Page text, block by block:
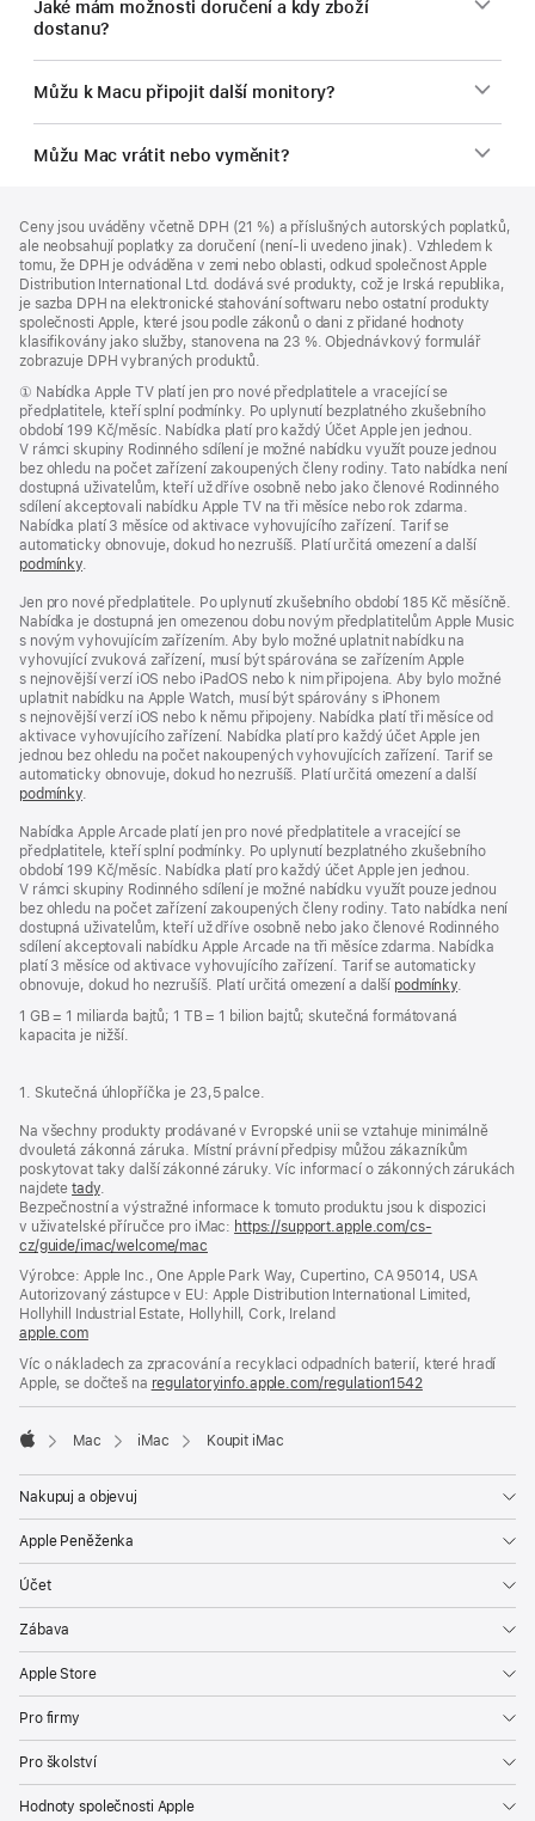
Jaké mám možnosti doručení a kdy zboží
dostanu?
Můžu k Macu připojit další monitory?
Můžu Mac vrátit nebo vyměnit?
Ceny jsou uváděny včetně DPH (21 %) a příslušných autorských poplatků,
ale neobsahují poplatky za doručení (není-li uvedeno jinak). Vzhledem k
tomu, že DPH je odváděna v zemi nebo oblasti, odkud společnost Apple
Distribution International Ltd. dodává své produkty, což je Irská republika,
je sazba DPH na elektronické stahování softwaru nebo ostatní produkty
společnosti Apple, které jsou podle zákonů o dani z přidané hodnoty
klasifikovány jako služby, stanovena na 23 %. Objednávkový formulář
zobrazuje DPH vybraných produktů.
Poznámka
① Nabídka Apple TV platí jen pro nové předplatitele a vracející se
předplatitele, kteří splní podmínky. Po uplynutí bezplatného zkušebního
období 199 Kč/měsíc. Nabídka platí pro každý Účet Apple jen jednou.
V rámci skupiny Rodinného sdílení je možné nabídku využít pouze jednou
bez ohledu na počet zařízení zakoupených členy rodiny. Tato nabídka není
dostupná uživatelům, kteří už dříve osobně nebo jako členové Rodinného
sdílení akceptovali nabídku Apple TV na tři měsíce nebo rok zdarma.
Nabídka platí 3 měsíce od aktivace vyhovujícího zařízení. Tarif se
automaticky obnovuje, dokud ho nezrušíš. Platí určitá omezení a další
podmínky.
Jen pro nové předplatitele. Po uplynutí zkušebního období 185 Kč měsíčně.
Nabídka je dostupná jen omezenou dobu novým předplatitelům Apple Music
s novým vyhovujícím zařízením. Aby bylo možné uplatnit nabídku na
vyhovující zvuková zařízení, musí být spárována se zařízením Apple
s nejnovější verzí iOS nebo iPadOS nebo k nim připojena. Aby bylo možné
uplatnit nabídku na Apple Watch, musí být spárovány s iPhonem
s nejnovější verzí iOS nebo k němu připojeny. Nabídka platí tři měsíce od
aktivace vyhovujícího zařízení. Nabídka platí pro každý účet Apple jen
jednou bez ohledu na počet nakoupených vyhovujících zařízení. Tarif se
automaticky obnovuje, dokud ho nezrušíš. Platí určitá omezení a další
podmínky.
Nabídka Apple Arcade platí jen pro nové předplatitele a vracející se
předplatitele, kteří splní podmínky. Po uplynutí bezplatného zkušebního
období 199 Kč/měsíc. Nabídka platí pro každý účet Apple jen jednou.
V rámci skupiny Rodinného sdílení je možné nabídku využít pouze jednou
bez ohledu na počet zařízení zakoupených členy rodiny. Tato nabídka není
dostupná uživatelům, kteří už dříve osobně nebo jako členové Rodinného
sdílení akceptovali nabídku Apple Arcade na tři měsíce zdarma. Nabídka
platí 3 měsíce od aktivace vyhovujícího zařízení. Tarif se automaticky
obnovuje, dokud ho nezrušíš. Platí určitá omezení a další podmínky.
1 GB = 1 miliarda bajtů; 1 TB = 1 bilion bajtů; skutečná formátovaná
kapacita je nižší.
1. Skutečná úhlopříčka je 23,5 palce.
Na všechny produkty prodávané v Evropské unii se vztahuje minimálně
dvouletá zákonná záruka. Místní právní předpisy můžou zákazníkům
poskytovat taky další zákonné záruky. Víc informací o zákonných zárukách
najdetetady.
Bezpečnostní a výstražné informace k tomuto produktu jsou k dispozici
v uživatelské příručce pro iMac: https://support.apple.com/cs-
cz/guide/imac/welcome/mac
v novém
okně)
Výrobce: Apple Inc., One Apple Park Way, Cupertino, CA 95014, USA
Autorizovaný zástupce v EU: Apple Distribution International Limited,
Hollyhill Industrial Estate, Hollyhill, Cork, Ireland
apple.com(otevře
v novém
okně)
Víc o nákladech za zpracování a recyklaci odpadních baterií, které hradí
Apple, se dočteš na regulatoryinfo.apple.com/regulation1542(otevře
se
Mac iMac Koupit iMac
Nakupuj a objevuj
Apple Peněženka
Účet
Zábava
Apple Store
Pro firmy
Pro školství
Hodnoty společnosti Apple